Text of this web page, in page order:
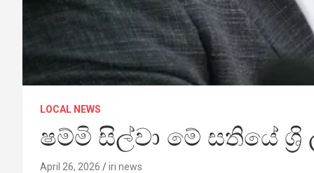
LOCAL NEWS
ෂම්මි සිල්වා මේ සතියේ
April 26, 2026 iri news